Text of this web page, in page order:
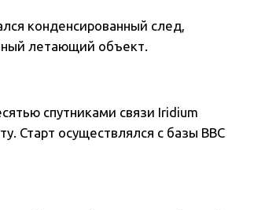
конденсированный след,
летающий объект.
спутниками связи Iridium
Старт осуществлялся с базы ВВС